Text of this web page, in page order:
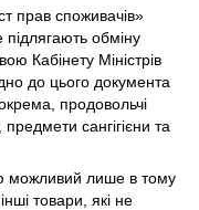
прав споживачів»
підлягають обміну
Кабінету Міністрів
до цього документа
продовольчі
сангігієни та
можливий лише в тому
товари, які не